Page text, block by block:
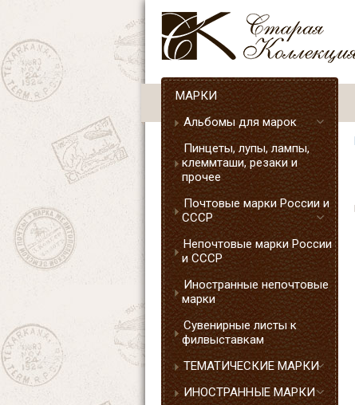
МАРКИ
Альбомы для марок
Пинцеты, лупы, лампы,
клеммташи, резаки и
прочее
Почтовые марки России и
СССР
Непочтовые марки России
и СССР
Иностранные непочтовые
марки
Сувенирные листы к
филвыставкам
ТЕМАТИЧЕСКИЕ МАРКИ
ИНОСТРАННЫЕ МАРКИ